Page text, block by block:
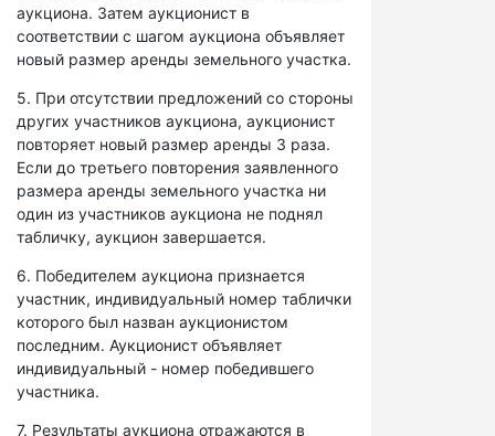
аукциона. Затем аукционист в
соответствии с шагом аукциона объявляет
новый размер аренды земельного участка.
5. При отсутствии предложений со стороны
других участников аукциона, аукционист
повторяет новый размер аренды 3 раза.
Если до третьего повторения заявленного
размера аренды земельного участка ни
один из участников аукциона не поднял
табличку, аукцион завершается.
6. Победителем аукциона признается
участник, индивидуальный номер таблички
которого был назван аукционистом
последним. Аукционист объявляет
индивидуальный - номер победившего
участника.
7. Результаты аукциона отражаются в